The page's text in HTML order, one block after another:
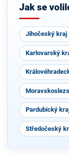
Jak se
Jihočeský kraj
Karlovarský
Pardubický
Středočeský